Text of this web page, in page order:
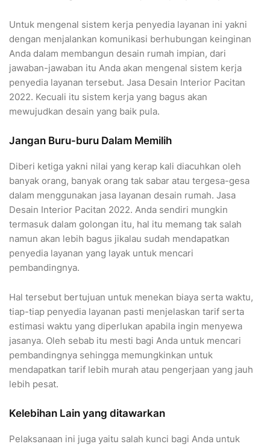
Untuk mengenal sistem kerja penyedia layanan ini yakni
dengan menjalankan komunikasi berhubungan keinginan
Anda dalam membangun desain rumah impian, dari
jawaban-jawaban itu Anda akan mengenal sistem kerja
penyedia layanan tersebut. Jasa Desain Interior Pacitan
2022. Kecuali itu sistem kerja yang bagus akan
mewujudkan desain yang baik pula.
Jangan Buru-buru Dalam Memilih
Diberi ketiga yakni nilai yang kerap kali diacuhkan oleh
banyak orang, banyak orang tak sabar atau tergesa-gesa
dalam menggunakan jasa layanan desain rumah. Jasa
Desain Interior Pacitan 2022. Anda sendiri mungkin
termasuk dalam golongan itu, hal itu memang tak salah
namun akan lebih bagus jikalau sudah mendapatkan
penyedia layanan yang layak untuk mencari
pembandingnya.
Hal tersebut bertujuan untuk menekan biaya serta waktu,
tiap-tiap penyedia layanan pasti menjelaskan tarif serta
estimasi waktu yang diperlukan apabila ingin menyewa
jasanya. Oleh sebab itu mesti bagi Anda untuk mencari
pembandingnya sehingga memungkinkan untuk
mendapatkan tarif lebih murah atau pengerjaan yang jauh
lebih pesat.
Kelebihan Lain yang ditawarkan
Pelaksanaan ini juga yaitu salah kunci bagi Anda untuk